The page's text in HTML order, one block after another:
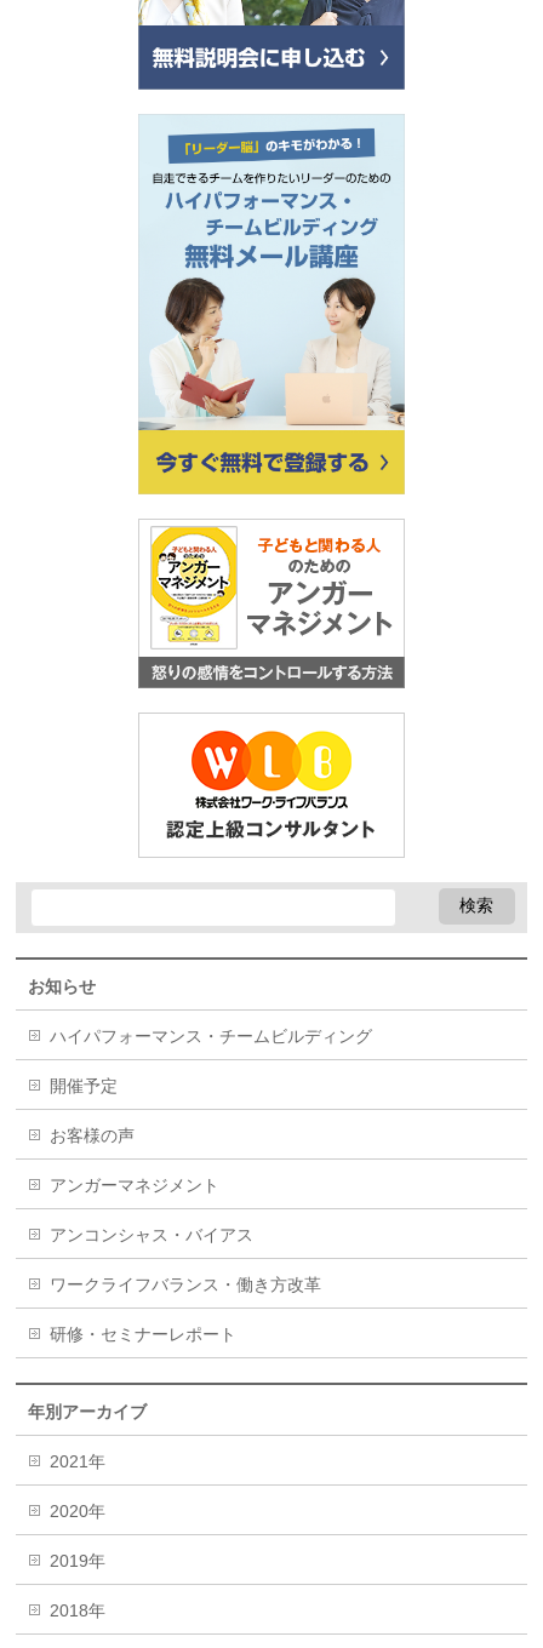
お知らせ
ハイパフォーマンス・チームビルディング
開催予定
お客様の声
アンガーマネジメント
アンコンシャス・バイアス
ワークライフバランス・働き方改革
研修・セミナーレポート
年別アーカイブ
2021年
2020年
2019年
2018年